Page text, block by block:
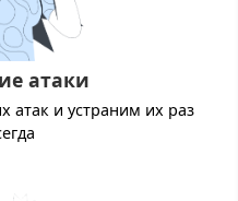
атаки
атак и устраним их раз